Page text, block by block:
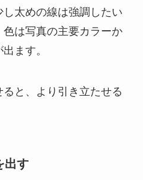
太めの線は強調したい
は写真の主要カラーか
ます。
と、より引き立たせる
出す